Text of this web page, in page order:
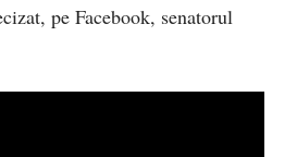
pe Facebook, senatorul